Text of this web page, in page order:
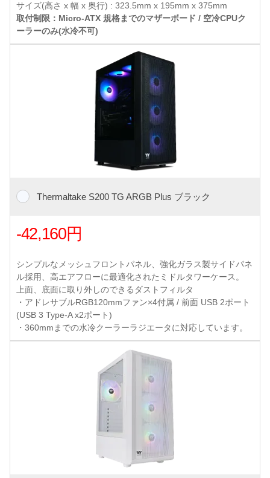
サイズ(高さ x 幅 x 奥行) : 323.5mm x 195mm x 375mm
取付制限：Micro-ATX 規格までのマザーボード / 空冷CPUク
ーラーのみ(水冷不可)
Thermaltake S200 TG ARGB Plus ブラック
-42,160円
シンプルなメッシュフロントパネル、強化ガラス製サイドパネ
ル採用、高エアフローに最適化されたミドルタワーケース。
上面、底面に取り外しのできるダストフィルタ
・アドレサブルRGB120mmファン×4付属 / 前面 USB 2ポート
(USB 3 Type-A x2ポート)
・360mmまでの水冷クーラーラジエータに対応しています。